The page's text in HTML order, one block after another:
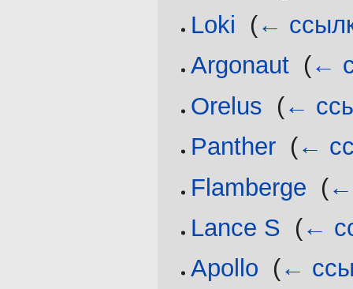
Loki
(←
Argonaut (←
Orelus (←
Panther (←
Flamberge (←
Lance S (←
Apollo (←